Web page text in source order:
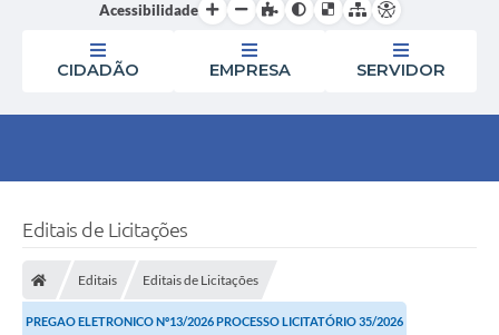
Acessibilidade
CIDADÃO EMPRESA SERVIDOR
Editais de Licitações
Editais Editais de Licitações
PREGAO ELETRONICO Nº13/2026 PROCESSO LICITATÓRIO 35/2026